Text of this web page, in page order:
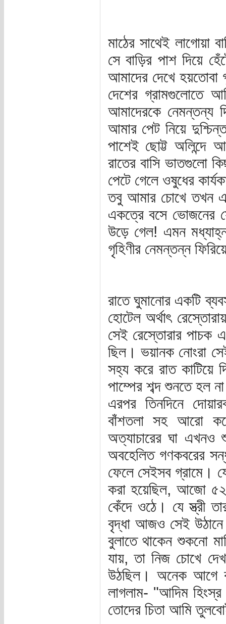
মাঠের সাথেই লাগোয়া
সে বাড়ির পাশ দিয়ে
আমাদের দেখে হয়তোবা
দেশের গ্রামগুলোতে
আমাদেরকে নেমন্তন্য
আমার পেট নিয়ে
পাশেই ছোট্ট অলিন্দে
রাতের বাসি ভাতগুলো
পেটে গেলে ওষুধের
তবু আমার চোখে তখন
একত্রে বসে ভোজনের
উড়ে গেল! এমন
গৃহিণীর নেমন্তন্ন
রাতে ঘুমানোর একটি
হোটেল অর্থাৎ
সেই রেস্তোরার পাচক
ছিল। ভয়ানক নোংরা
সহ্য করে রাত কাটিয়ে
পাম্পের শব্দ শুনতে হল
এরপর তিনদিনে
বাঁশতলা সহ আরো
অত্যাচারের ঘা
অবহেলিত গণকবরের
ফেলে সেইসব গ্রামে।
করা হয়েছিল, আজো
কেঁদে ওঠে। যে স্ত্রী
বৃদ্ধা আজও সেই
বুলাতে থাকেন শুকনো
যায়, তা নিজ চোখে
উঠছিল। অনেক আগে
লাগলাম- "আদিম
তোদের চিতা আমি